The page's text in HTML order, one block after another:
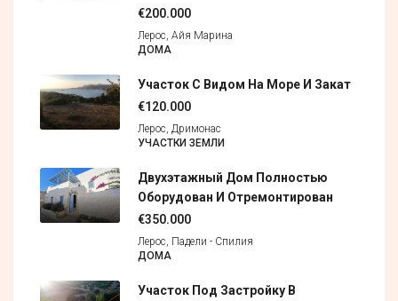
€200.000
Лерос, Айя Марина
ДОМА
Участок С Видом На Море И Закат
€120.000
Лерос, Дримонас
УЧАСТКИ ЗЕМЛИ
Двухэтажный Дом Полностью
Оборудован И Отремонтирован
€350.000
Лерос, Падели - Спилия
ДОМА
Участок Под Застройку В